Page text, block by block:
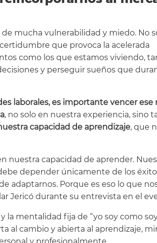
mucha vulnerabilidad y miedo. No
que provoca la acelerada
como los que estamos viviendo,
y perseguir sueños que
laborales, es importante vencer ese
, no solo en nuestra experiencia, sino
capacidad de aprendizaje, que
nuestra capacidad de aprender.
depender únicamente de los
adaptarnos. Porque es eso lo que
Jericó durante su entrevista en el
la mentalidad fija de “yo soy como
al cambio y abierta al aprendizaje,
y profesionalmente.